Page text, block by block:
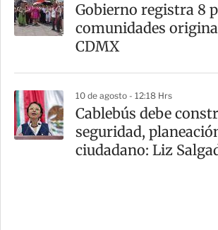
Gobierno registra 8
comunidades
CDMX
10 de agosto - 12:18 Hrs
Cablebús debe
seguridad,
ciudadano: Liz